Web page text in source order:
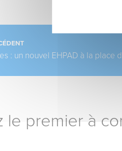
: un nouvel EHPAD à la
le premier à